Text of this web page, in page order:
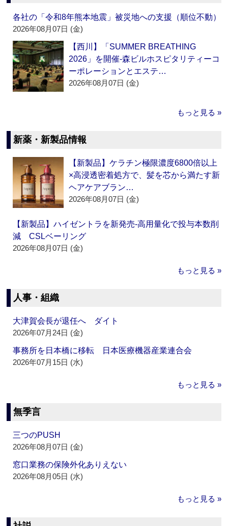
各社の「令和8年熊本地震」被災地への支援（順位不動）
2026年08月07日 (金)
【西川】「SUMMER BREATHING
2026」を開催‐森ビルホスピタリティーコ
ーポレーションとエステ…
2026年08月07日 (金)
もっと見る »
新薬・新製品情報
【新製品】ケラチン極限濃度6800倍以上
×高浸透密着処方で、髪を芯から満たす新
ヘアケアブラン…
2026年08月07日 (金)
【新製品】ハイゼントラを新発売‐高用量化で投与本数削
減 CSLベーリング
2026年08月07日 (金)
もっと見る »
人事・組織
大津賀会長が退任へ ダイト
2026年07月24日 (金)
事務所を日本橋に移転 日本医療機器産業連合会
2026年07月15日 (水)
もっと見る »
無季言
三つのPUSH
2026年08月07日 (金)
窓口業務の保険外化ありえない
2026年08月05日 (水)
もっと見る »